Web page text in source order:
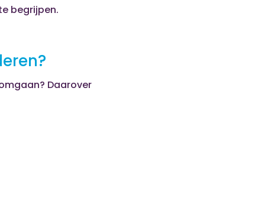
begrijpen.
Daarover